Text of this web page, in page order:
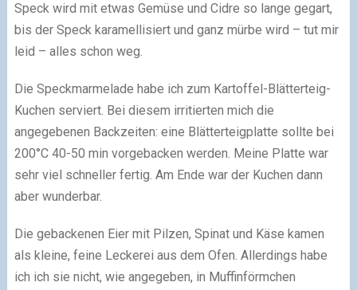
Speck wird mit etwas Gemüse und Cidre so lange gegart,
bis der Speck karamellisiert und ganz mürbe wird – tut mir
leid – alles schon weg.
Die Speckmarmelade habe ich zum Kartoffel-Blätterteig-
Kuchen serviert. Bei diesem irritierten mich die
angegebenen Backzeiten: eine Blätterteigplatte sollte bei
200°C 40-50 min vorgebacken werden. Meine Platte war
sehr viel schneller fertig. Am Ende war der Kuchen dann
aber wunderbar.
Die gebackenen Eier mit Pilzen, Spinat und Käse kamen
als kleine, feine Leckerei aus dem Ofen. Allerdings habe
ich ich sie nicht, wie angegeben, in Muffinförmchen